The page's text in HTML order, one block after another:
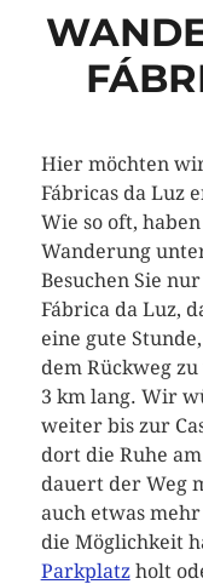
Hier möchten
Fábricas da Luz
Wie so oft,
Wanderung
Besuchen Sie
Fábrica da Luz,
eine gute
dem Rückweg
3 km lang. Wir
weiter bis zur
dort die Ruhe
dauert der Weg
auch etwas
die Möglichkeit
Parkplatzholt